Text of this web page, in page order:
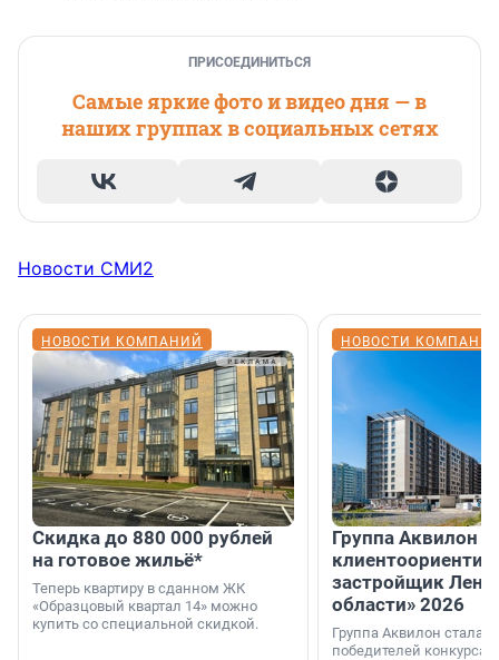
ПРИСОЕДИНИТЬСЯ
Самые яркие фото и видео дня — в
наших группах в социальных сетях
Новости СМИ2
НОВОСТИ КОМПАНИЙ
Скидка до 880 000 рублей
на готовое жильё*
Теперь квартиру в сданном ЖК
«Образцовый квартал 14» можно
купить со специальной скидкой.
НОВОСТИ
Группа Аквилон
застройщик
области» 2026
Группа Аквилон стала
победителей конкурса